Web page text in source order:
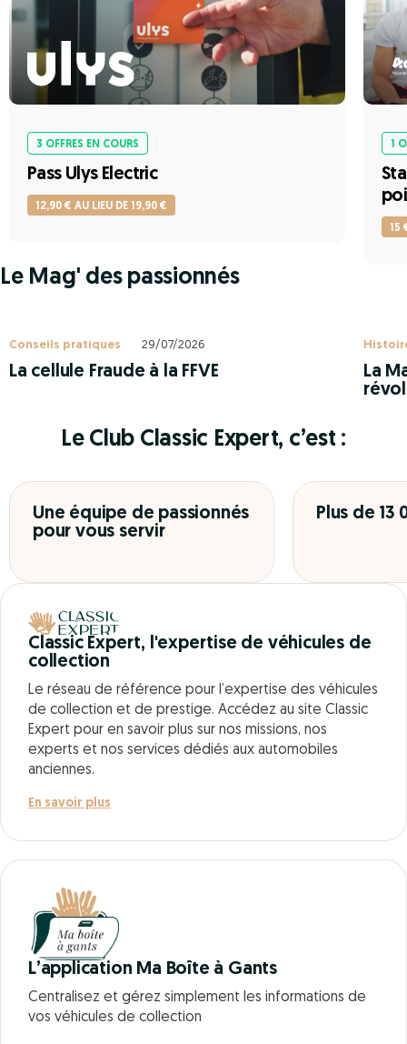
3 OFFRES EN COURS
Pass Ulys Electric
12,90 € AU LIEU DE 19,90 €
1
15
Le Mag' des passionnés
Conseils pratiques 29/07/2026
La cellule Fraude à la FFVE
La
Le Club Classic Expert, c’est :
Une équipe de passionnés
pour vous servir
Plus de 13
Classic Expert, l'expertise de véhicules de
collection
Le réseau de référence pour l’expertise des véhicules
de collection et de prestige. Accédez au site Classic
Expert pour en savoir plus sur nos missions, nos
experts et nos services dédiés aux automobiles
anciennes.
En savoir plus
L’application Ma Boîte à Gants
Centralisez et gérez simplement les informations de
vos véhicules de collection